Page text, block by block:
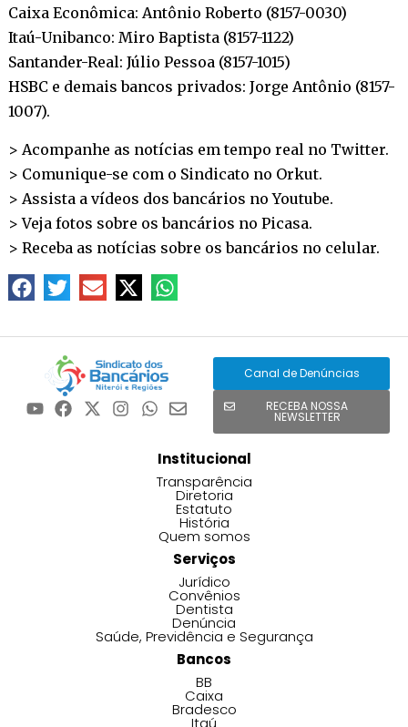
Caixa Econômica: Antônio Roberto (8157-0030)
Itaú-Unibanco: Miro Baptista (8157-1122)
Santander-Real: Júlio Pessoa (8157-1015)
HSBC e demais bancos privados: Jorge Antônio (8157-
1007).
> Acompanhe as notícias em tempo real no Twitter.
> Comunique-se com o Sindicato no Orkut.
> Assista a vídeos dos bancários noYoutube.
> Veja fotos sobre os bancários no Picasa.
> Receba as notícias sobre os bancários no celular.
Canal de Denúncias
RECEBA NOSSA
NEWSLETTER
Institucional
Transparência
Diretoria
Estatuto
História
Quem somos
Serviços
Jurídico
Convênios
Dentista
Denúncia
Saúde, Previdência e Segurança
Bancos
BB
Caixa
Bradesco
Itaú